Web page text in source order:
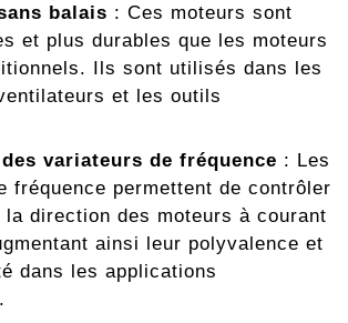
balais : Ces moteurs sont
et plus durables que les moteurs
Ils sont utilisés dans les
et les outils
variateurs de fréquence : Les
fréquence permettent de contrôler
direction des moteurs à courant
ainsi leur polyvalence et
dans les applications